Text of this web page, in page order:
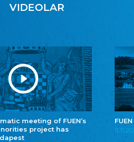
VIDEOLAR
meeting of FUEN’s
project has